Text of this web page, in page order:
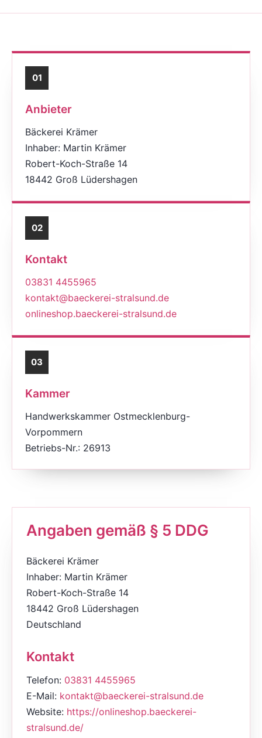
01
Anbieter
Bäckerei Krämer
Inhaber: Martin Krämer
Robert-Koch-Straße 14
18442 Groß Lüdershagen
02
Kontakt
03831 4455965
kontakt@baeckerei-stralsund.de
onlineshop.baeckerei-stralsund.de
03
Kammer
Handwerkskammer Ostmecklenburg-
Vorpommern
Betriebs-Nr.: 26913
Angaben gemäß § 5 DDG
Bäckerei Krämer
Inhaber: Martin Krämer
Robert-Koch-Straße 14
18442 Groß Lüdershagen
Deutschland
Kontakt
Telefon: 03831 4455965
E-Mail: kontakt@baeckerei-stralsund.de
Website: https://onlineshop.baeckerei-
stralsund.de/